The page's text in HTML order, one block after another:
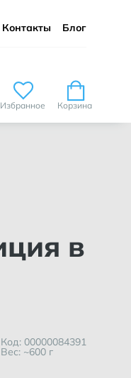
Контакты Блог
Избранное Корзина
Код: 00000084391
Вес: ~600 г